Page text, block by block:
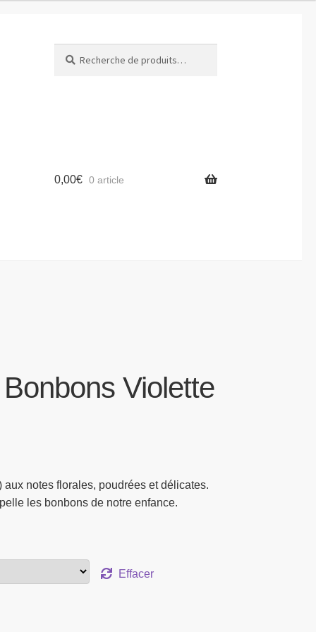
pour :
0,00€ 0 article
Violette
notes florales, poudrées et délicates.
les bonbons de notre enfance.
Effacer